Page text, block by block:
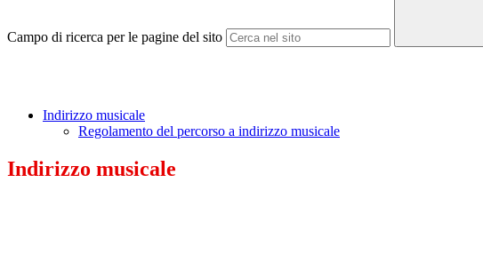
Campo di ricerca per le pagine del sito
Indirizzo musicale
Regolamento del percorso a indirizzo musicale
Indirizzo musicale